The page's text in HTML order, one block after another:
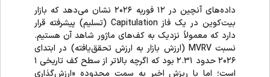
داده‌های آنچین در ۱۲ فوریه ۲۰۲۶ نشان می‌دهد که بازار
بیت‌کوین در یک فاز Capitulation (تسلیم) پیشرفته قرار
دارد که معمولاً نزدیک به کف‌های ماژور شاهد آن هستیم.
نسبت MVRV (ارزش بازار به ارزش تحقق‌یافته) در ابتدای
۲۰۲۶ حدود ۲.۳۱ بود که اگرچه بالاتر از سطح کف تاریخی ۱
است؛ اما با ریزش اخیر به سمت محدوده «ارزش‌گذاری